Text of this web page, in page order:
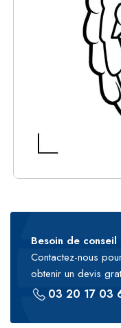
Besoin de conseil
Contactez-nous
obtenir un devis
03 20 17 03